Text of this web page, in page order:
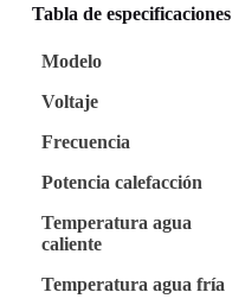
Tabla de especificaciones
Modelo
Voltaje
Frecuencia
Potencia calefacción
Temperatura agua
caliente
Temperatura agua fría